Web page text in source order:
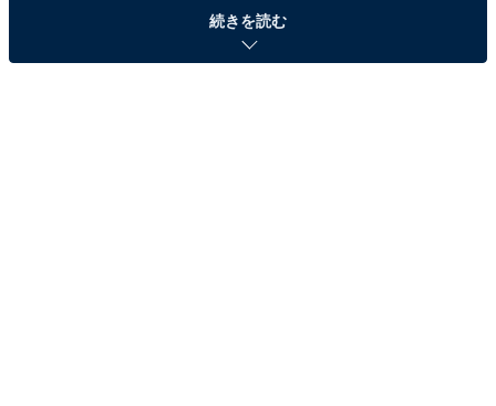
Amazonで見る
続きを読む